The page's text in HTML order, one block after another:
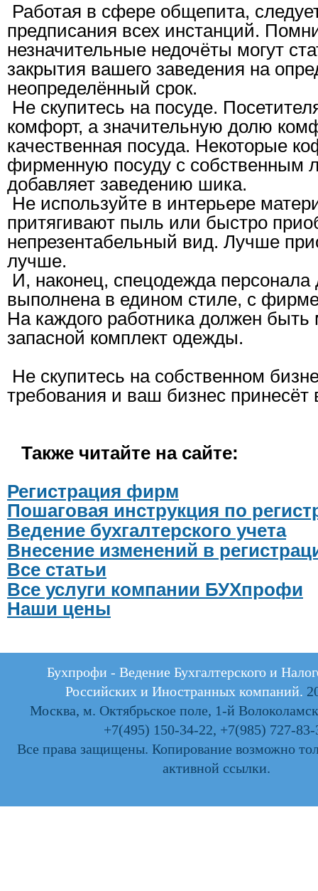
Работая в сфере общепита,
предписания всех инстанций.
незначительные недочёты могут
закрытия вашего заведения на
неопределённый срок.
Не скупитесь на посуде.
комфорт, а значительную долю
качественная посуда. Некоторые
фирменную посуду с собственным
добавляет заведению шика.
Не используйте в интерьере
притягивают пыль или быстро
непрезентабельный вид. Лучше
лучше.
И, наконец, спецодежда
выполнена в едином стиле, с
На каждого работника должен
запасной комплект одежды.
Не скупитесь на собственном
требования и ваш бизнес принесёт
Также читайте на сайте:
Регистрация фирм
Пошаговая инструкция по
Ведение бухгалтерского учета
Внесение изменений в
Все статьи
Все услуги компании БУХпрофи
Наши цены
Бухпрофи - Ведение Бухгалтерского и
Российских и Иностранных компаний.
Москва, м. Октябрьское поле, 1-й
+7(495) 150-34-22, +7(985) 727-83-
Все права защищены. Копирование возможно
активной ссылки.